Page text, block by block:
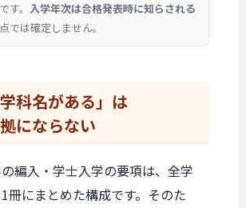
す。 入学年次は合格発表時に知らされる
では確定しません。
学科名がある」は
にならない
編入・学士入学の要項は、全学
冊にまとめた構成です。そのた